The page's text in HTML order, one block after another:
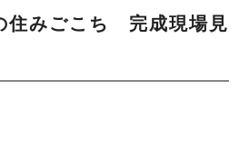
住みごこち 完成現場見